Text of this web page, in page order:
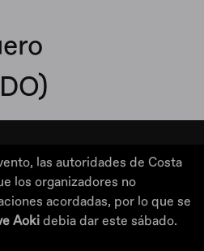
las autoridades de Costa
los organizadores no
acordadas, por lo que se
Aoki debia dar este sábado.